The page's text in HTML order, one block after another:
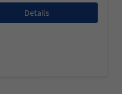
Details